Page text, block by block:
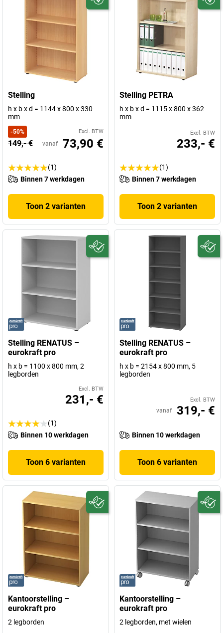
Stelling
h x b x d = 1144 x 800 x 330
mm
-50% Excl. BTW
149,- € vanaf 73,90 €
(1)
Binnen 7 werkdagen
Toon 2 varianten
Stelling PETRA
h x b x d = 1115 x 800 x 362
mm
Excl. BTW
233,- €
(1)
Binnen 7 werkdagen
Toon 2 varianten
Stelling RENATUS –
eurokraft pro
h x b = 1100 x 800 mm, 2
legborden
Excl. BTW
231,- €
(1)
Binnen 10 werkdagen
Toon 6 varianten
Stelling RENATUS –
eurokraft pro
h x b = 2154 x 800 mm, 5
legborden
Excl. BTW
vanaf 319,- €
Binnen 10 werkdagen
Toon 6 varianten
Kantoorstelling –
eurokraft pro
2 legborden
Kantoorstelling –
eurokraft pro
2 legborden, met wielen